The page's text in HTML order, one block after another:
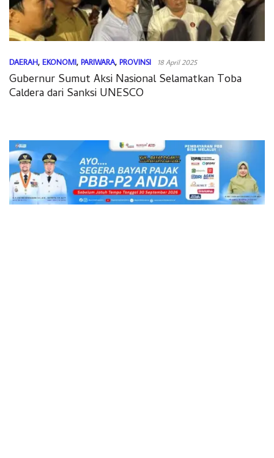
DAERAH, EKONOMI, PARIWARA, PROVINSI 18 April 2025
Gubernur Sumut Aksi Nasional Selamatkan Toba
Caldera dari Sanksi UNESCO